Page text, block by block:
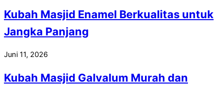
Kubah Masjid Enamel Berkualitas untuk
Jangka Panjang
Juni 11, 2026
Kubah Masjid Galvalum Murah dan